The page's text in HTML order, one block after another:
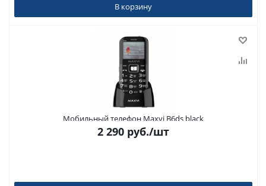
В корзину
Мобильный телефон Maxvi B6ds black
2 290 руб./шт